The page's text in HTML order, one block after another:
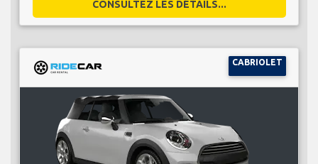
CONSULTEZ LES DÉTAILS...
CABRIOLET